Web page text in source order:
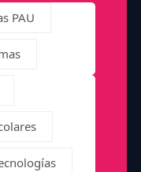
PAU